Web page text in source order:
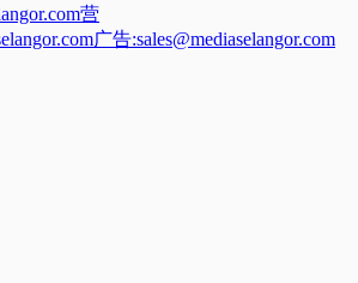
营
广告:sales@mediaselangor.com